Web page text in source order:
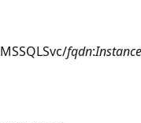
MSSQLSvc/fqdn: